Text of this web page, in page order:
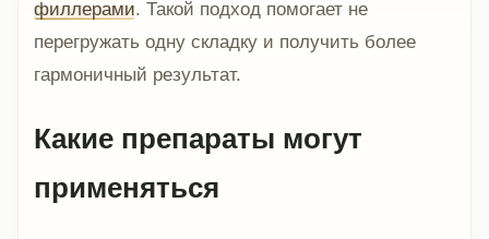
филлерами. Такой подход помогает не
перегружать одну складку и получить более
гармоничный результат.
Какие препараты могут
применяться